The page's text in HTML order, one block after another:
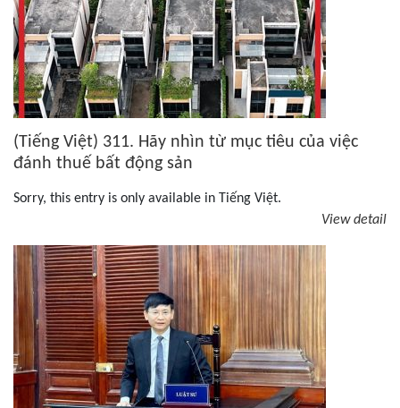
(Tiếng Việt) 311. Hãy nhìn từ mục tiêu của việc
đánh thuế bất động sản
Sorry, this entry is only available in Tiếng Việt.
View detail